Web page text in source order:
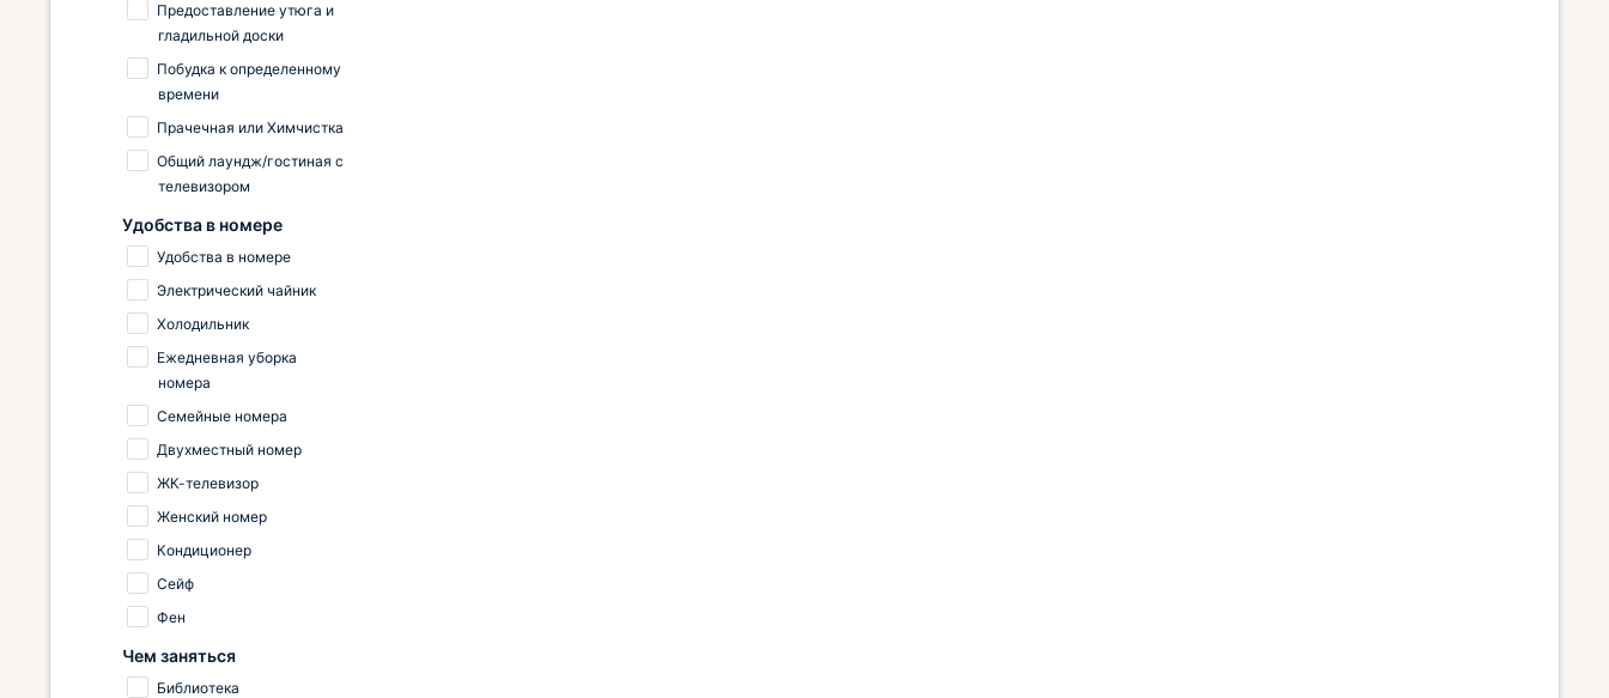
Предоставление утюга и
гладильной доски
Побудка к определенному
времени
Прачечная или Химчистка
Общий лаундж/гостиная с
телевизором
Удобства в номере
Удобства в номере
Электрический чайник
Холодильник
Ежедневная уборка
номера
Семейные номера
Двухместный номер
ЖК-телевизор
Женский номер
Кондиционер
Сейф
Фен
Чем заняться
Библиотека